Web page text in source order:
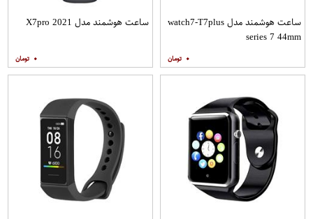
ساعت هوشمند مدل watch7-T7plus
series 7 44mm
۰
ساعت هوشمند مدل X7pro 2021
۰